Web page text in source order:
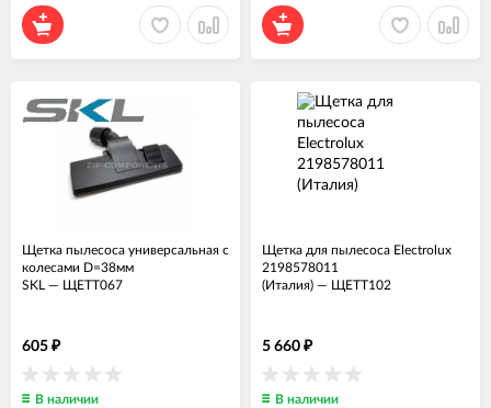
Щетка пылесоса универсальная с
колесами D=38мм
SKL — ЩЕТТ067
605 ₽
В наличии
Щетка для пылесоса Electrolux
2198578011
(Италия) — ЩЕТТ102
5 660 ₽
В наличии